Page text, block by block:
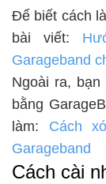
Để biết cách
bài viết:
Garageband
Ngoài ra,
bằng
làm: Cách
Garageband
Cách cài